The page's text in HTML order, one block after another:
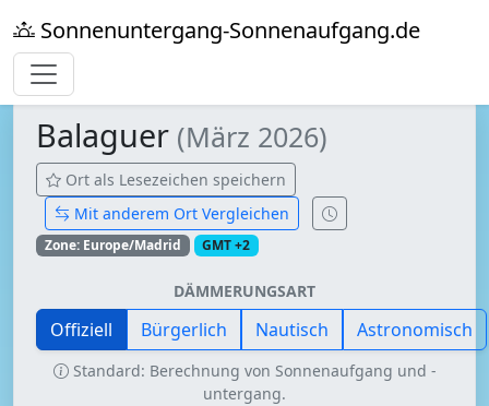
Sonnenuntergang-Sonnenaufgang.de
Balaguer (März 2026)
Ort als Lesezeichen speichern
Mit anderem Ort Vergleichen
Zone: Europe/Madrid GMT +2
DÄMMERUNGSART
Offiziell Bürgerlich Nautisch Astronomisch
Standard: Berechnung von Sonnenaufgang und -
untergang.